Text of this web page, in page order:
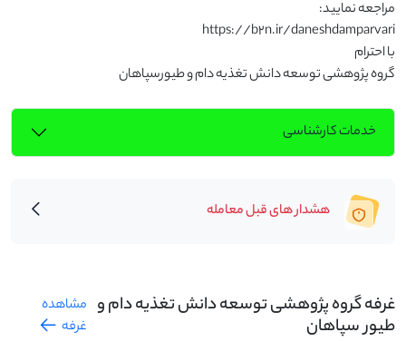
گروه پژوهشی توسعه دانش تغذیه دام و طیورسپاهان
خدمات کارشناسی
هشدار های قبل معامله
غرفه گروه پژوهشی توسعه دانش تغذیه دام و
طیور سپاهان
مشاهده
غرفه